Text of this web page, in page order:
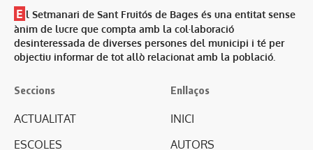
E l Setmanari de Sant Fruitós de Bages és una entitat sense
ànim de lucre que compta amb la col·laboració
desinteressada de diverses persones del municipi i té per
objectiu informar de tot allò relacionat amb la població.
Seccions
ACTUALITAT
ESCOLES
Enllaços
INICI
AUTORS